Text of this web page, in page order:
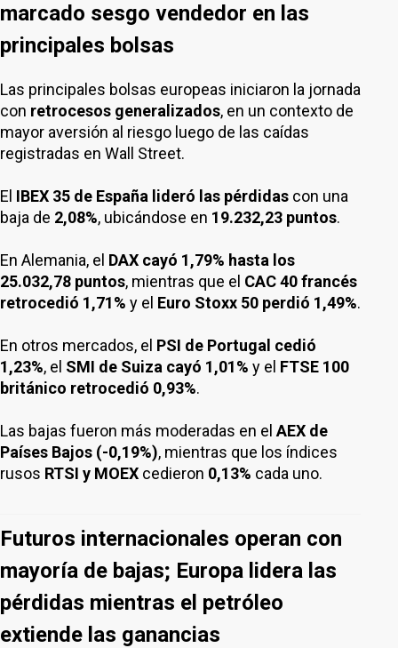
marcado sesgo vendedor en las
principales bolsas
Las principales bolsas europeas iniciaron la jornada
con retrocesos generalizados, en un contexto de
mayor aversión al riesgo luego de las caídas
registradas en Wall Street.
El IBEX 35 de España lideró las pérdidas con una
baja de 2,08%, ubicándose en 19.232,23 puntos.
En Alemania, el DAX cayó 1,79% hasta los
25.032,78 puntos, mientras que el CAC 40 francés
retrocedió 1,71% y el Euro Stoxx 50 perdió 1,49%.
En otros mercados, el PSI de Portugal cedió
1,23%, el SMI de Suiza cayó 1,01% y el FTSE 100
británico retrocedió 0,93%.
Las bajas fueron más moderadas en el AEX de
Países Bajos (-0,19%), mientras que los índices
rusos RTSI y MOEX cedieron 0,13% cada uno.
Futuros internacionales operan con
mayoría de bajas; Europa lidera las
pérdidas mientras el petróleo
extiende las ganancias